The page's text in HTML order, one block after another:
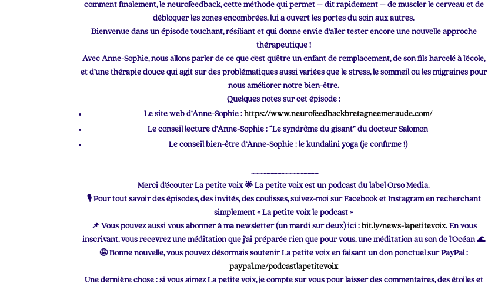
comment finalement, le neurofeedback, cette méthode qui permet – dit rapidement – de muscler le cerveau et de
débloquer les zones encombrées, lui a ouvert les portes du soin aux autres.
Bienvenue dans un épisode touchant, résiliant et qui donne envie d’aller tester encore une nouvelle approche
thérapeutique !
Avec Anne-Sophie, nous allons parler de ce que c’est qu’être un enfant de remplacement, de son fils harcelé à l’école,
et d’une thérapie douce qui agit sur des problématiques aussi variées que le stress, le sommeil ou les migraines pour
nous améliorer notre bien-être.
Quelques notes sur cet épisode :
Le site web d’Anne-Sophie : https://www.neurofeedbackbretagneemeraude.com/
Le conseil lecture d’Anne-Sophie : “Le syndrôme du gisant” du docteur Salomon
Le conseil bien-être d’Anne-Sophie : le kundalini yoga (je confirme !)
………………………………………….
Merci d’écouter La petite voix 🌟 La petite voix est un podcast du label Orso Media.
🎙 Pour tout savoir des épisodes, des invités, des coulisses, suivez-moi sur Facebook et Instagram en recherchant
simplement « La petite voix le podcast »
📌 Vous pouvez aussi vous abonner à ma newsletter (un mardi sur deux) ici : bit.ly/news-lapetitevoix. En vous
inscrivant, vous recevrez une méditation que j’ai préparée rien que pour vous, une méditation au son de l’Océan 🌊
🤩 Bonne nouvelle, vous pouvez désormais soutenir La petite voixen faisant un don ponctuel sur PayPal :
paypal.me/podcastlapetitevoix
Une dernière chose : si vous aimez La petite voix, je compte sur vous pour laisser des commentaires, des étoiles et